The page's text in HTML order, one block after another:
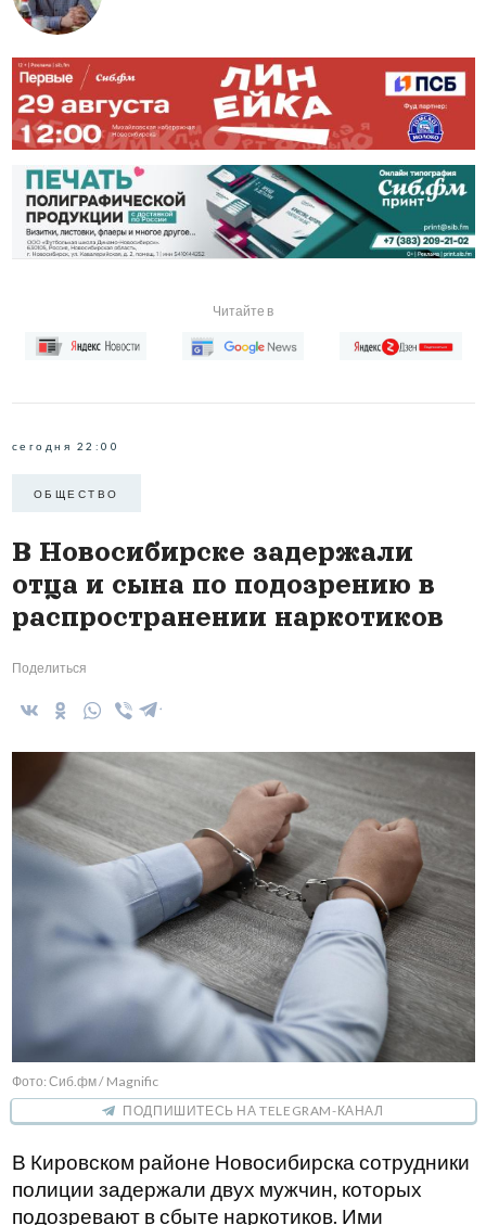
Читайте в
сегодня 22:00
ОБЩЕСТВО
В Новосибирске задержали
отца и сына по подозрению в
распространении наркотиков
Поделиться
Фото: Сиб.фм / Magnific
ПОДПИШИТЕСЬ НА TELEGRAM-КАНАЛ
В Кировском районе Новосибирска сотрудники
полиции задержали двух мужчин, которых
подозревают в сбыте наркотиков. Ими